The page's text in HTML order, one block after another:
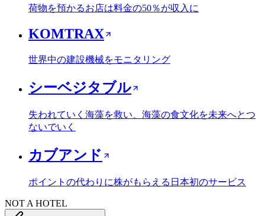
荷物を預かるお店は料金の50％が収入に
KOMTRAX
世界中の建設機械をモニタリング
シーベジタブル
失われていく海藻を救い、海藻の食文化を未来へとつ
ないでいく
カブアンド
ポイントの代わりに株がもらえる日本初のサービス
NOT A HOTEL